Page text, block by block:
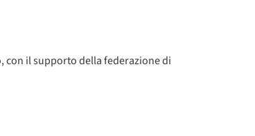
con il supporto della federazione di